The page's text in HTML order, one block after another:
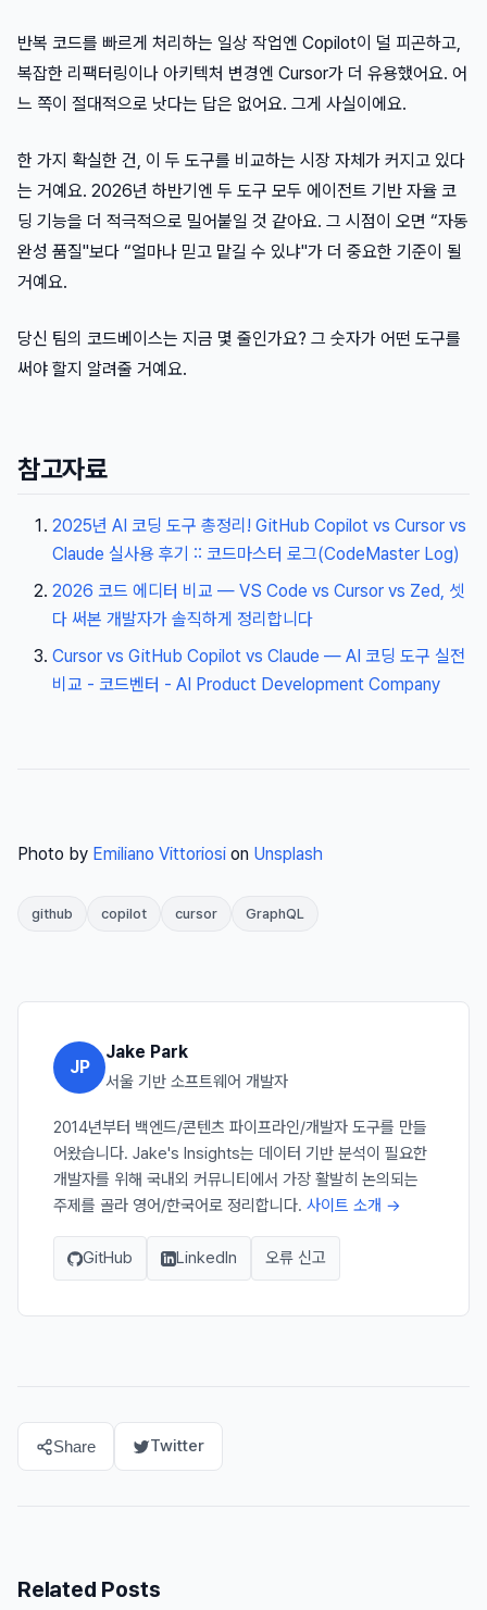
반복 코드를 빠르게 처리하는 일상 작업엔 Copilot이 덜 피곤하고,
복잡한 리팩터링이나 아키텍처 변경엔 Cursor가 더 유용했어요. 어
느 쪽이 절대적으로 낫다는 답은 없어요. 그게 사실이에요.
한 가지 확실한 건, 이 두 도구를 비교하는 시장 자체가 커지고 있다
는 거예요. 2026년 하반기엔 두 도구 모두 에이전트 기반 자율 코
딩 기능을 더 적극적으로 밀어붙일 것 같아요. 그 시점이 오면 “자동
완성 품질"보다 “얼마나 믿고 맡길 수 있냐"가 더 중요한 기준이 될
거예요.
당신 팀의 코드베이스는 지금 몇 줄인가요? 그 숫자가 어떤 도구를
써야 할지 알려줄 거예요.
참고자료
2025년 AI 코딩 도구 총정리! GitHub Copilot vs Cursor vs
Claude 실사용 후기 :: 코드마스터 로그(CodeMaster Log)
2026 코드 에디터 비교 — VS Code vs Cursor vs Zed, 셋
다 써본 개발자가 솔직하게 정리합니다
Cursor vs GitHub Copilot vs Claude — AI 코딩 도구 실전
비교 - 코드벤터 - AI Product Development Company
Photo by Emiliano Vittoriosi on Unsplash
github copilot cursor GraphQL
JP
Jake Park
서울 기반 소프트웨어 개발자
2014년부터 백엔드/콘텐츠 파이프라인/개발자 도구를 만들
어왔습니다. Jake's Insights는 데이터 기반 분석이 필요한
개발자를 위해 국내외 커뮤니티에서 가장 활발히 논의되는
주제를 골라 영어/한국어로 정리합니다. 사이트 소개 →
GitHub LinkedIn 오류 신고
Share Twitter
Related Posts